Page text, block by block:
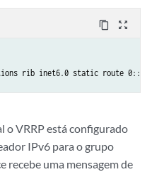
content_copy zoom_out_map
o VRRP está configurado
IPv6 para o grupo
recebe uma mensagem de